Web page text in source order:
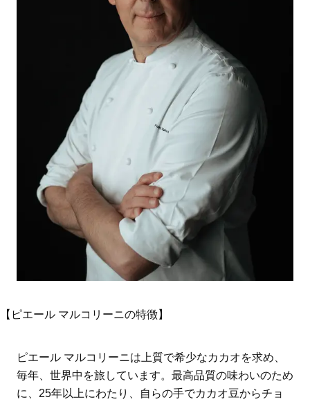
【ピエール マルコリーニの特徴】
ピエール マルコリーニは上質で希少なカカオを求め、
毎年、世界中を旅しています。最高品質の味わいのため
に、25年以上にわたり、自らの手でカカオ豆からチョ